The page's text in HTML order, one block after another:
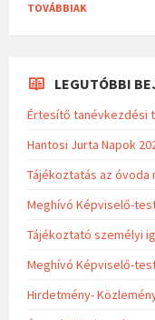
TOVÁBBIAK
LEGUTÓBBI
Értesítő tanévkezdési
Hantosi Jurta Napok
Tájékoztatás az óvoda
Meghívó Képviselő-
Tájékoztató személyi
Meghívó Képviselő-
Hirdetmény-